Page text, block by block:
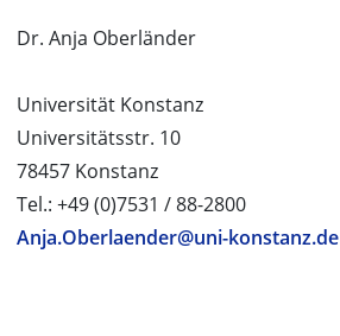
Dr. Anja Oberländer
Universität Konstanz
Universitätsstr. 10
78457 Konstanz
Tel.: +49 (0)7531 / 88-2800
Anja.Oberlaender@uni-konstanz.de